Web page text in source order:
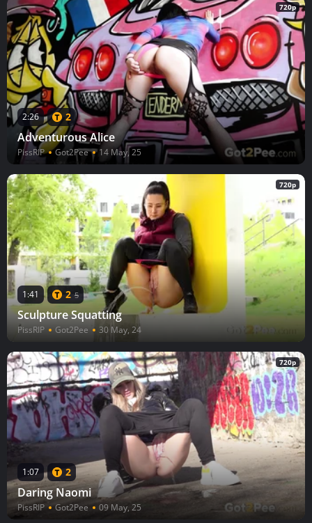
720p
2:26 2
Adventurous Alice
PissRIP Got2Pee 14 May, 25
720p
1:41 2 5
Sculpture Squatting
PissRIP Got2Pee 30 May, 24
720p
1:07 2
Daring Naomi
PissRIP Got2Pee 09 May, 25